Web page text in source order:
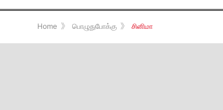
Home 》 பொழுதுபோக்கு 》 சினிமா